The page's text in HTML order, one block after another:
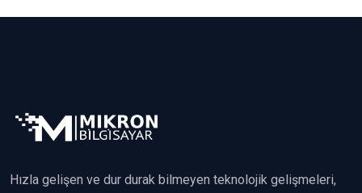
Hızla gelişen ve dur durak bilmeyen teknolojik gelişmeleri,